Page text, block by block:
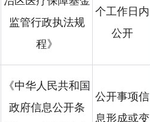
监管行政执法规
程》
个工作日内
公开
《中华人民共和国
政府信息公开条
公开事项信
息形成或变